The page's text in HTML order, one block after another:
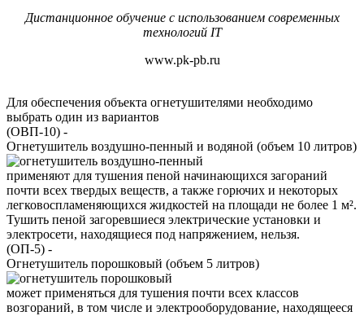
Дистанционное обучение с использованием современных
технологий IT
www.pk-pb.ru
Для обеспечения объекта огнетушителями необходимо
выбрать один из вариантов
(ОВП-10) -
Огнетушитель воздушно-пенный и водяной (объем 10 литров)
применяют для тушения пеной начинающихся загораний
почти всех твердых веществ, а также горючих и некоторых
легковоспламеняющихся жидкостей на площади не более 1 м².
Тушить пеной загоревшиеся электрические установки и
электросети, находящиеся под напряжением, нельзя.
(ОП-5) -
Огнетушитель порошковый (объем 5 литров)
может применяться для тушения почти всех классов
возгораний, в том числе и электрооборудование, находящееся